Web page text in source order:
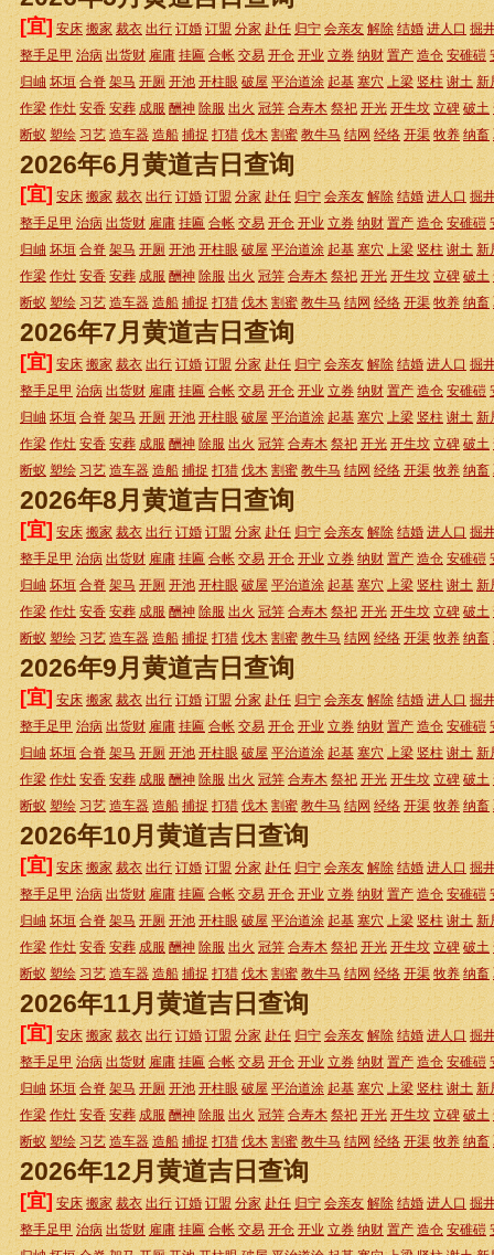
[宜] 安床 搬家 裁衣 出行 订婚 订盟 分家 赴任 归宁 会亲友 解除 结婚 进人口 掘
整手足甲 治病 出货财 雇庸 挂匾 合帐 交易 开仓 开业 立券 纳财 置产 造仓 安碓磑
归岫 坏垣 合脊 架马 开厕 开池 开柱眼 破屋 平治道涂 起基 塞穴 上梁 竖柱 谢土 新
作梁 作灶 安香 安葬 成服 酬神 除服 出火 冠笄 合寿木 祭祀 开光 开生坟 立碑 破土
断蚁 塑绘 习艺 造车器 造船 捕捉 打猎 伐木 割蜜 教牛马 结网 经络 开渠 牧养 纳畜
2026年6月黄道吉日查询
[宜] 安床 搬家 裁衣 出行 订婚 订盟 分家 赴任 归宁 会亲友 解除 结婚 进人口 掘
整手足甲 治病 出货财 雇庸 挂匾 合帐 交易 开仓 开业 立券 纳财 置产 造仓 安碓磑
归岫 坏垣 合脊 架马 开厕 开池 开柱眼 破屋 平治道涂 起基 塞穴 上梁 竖柱 谢土 新
作梁 作灶 安香 安葬 成服 酬神 除服 出火 冠笄 合寿木 祭祀 开光 开生坟 立碑 破土
断蚁 塑绘 习艺 造车器 造船 捕捉 打猎 伐木 割蜜 教牛马 结网 经络 开渠 牧养 纳畜
2026年7月黄道吉日查询
[宜] 安床 搬家 裁衣 出行 订婚 订盟 分家 赴任 归宁 会亲友 解除 结婚 进人口 掘
整手足甲 治病 出货财 雇庸 挂匾 合帐 交易 开仓 开业 立券 纳财 置产 造仓 安碓磑
归岫 坏垣 合脊 架马 开厕 开池 开柱眼 破屋 平治道涂 起基 塞穴 上梁 竖柱 谢土 新
作梁 作灶 安香 安葬 成服 酬神 除服 出火 冠笄 合寿木 祭祀 开光 开生坟 立碑 破土
断蚁 塑绘 习艺 造车器 造船 捕捉 打猎 伐木 割蜜 教牛马 结网 经络 开渠 牧养 纳畜
2026年8月黄道吉日查询
[宜] 安床 搬家 裁衣 出行 订婚 订盟 分家 赴任 归宁 会亲友 解除 结婚 进人口 掘
整手足甲 治病 出货财 雇庸 挂匾 合帐 交易 开仓 开业 立券 纳财 置产 造仓 安碓磑
归岫 坏垣 合脊 架马 开厕 开池 开柱眼 破屋 平治道涂 起基 塞穴 上梁 竖柱 谢土 新
作梁 作灶 安香 安葬 成服 酬神 除服 出火 冠笄 合寿木 祭祀 开光 开生坟 立碑 破土
断蚁 塑绘 习艺 造车器 造船 捕捉 打猎 伐木 割蜜 教牛马 结网 经络 开渠 牧养 纳畜
2026年9月黄道吉日查询
[宜] 安床 搬家 裁衣 出行 订婚 订盟 分家 赴任 归宁 会亲友 解除 结婚 进人口 掘
整手足甲 治病 出货财 雇庸 挂匾 合帐 交易 开仓 开业 立券 纳财 置产 造仓 安碓磑
归岫 坏垣 合脊 架马 开厕 开池 开柱眼 破屋 平治道涂 起基 塞穴 上梁 竖柱 谢土 新
作梁 作灶 安香 安葬 成服 酬神 除服 出火 冠笄 合寿木 祭祀 开光 开生坟 立碑 破土
断蚁 塑绘 习艺 造车器 造船 捕捉 打猎 伐木 割蜜 教牛马 结网 经络 开渠 牧养 纳畜
2026年10月黄道吉日查询
[宜] 安床 搬家 裁衣 出行 订婚 订盟 分家 赴任 归宁 会亲友 解除 结婚 进人口 掘
整手足甲 治病 出货财 雇庸 挂匾 合帐 交易 开仓 开业 立券 纳财 置产 造仓 安碓磑
归岫 坏垣 合脊 架马 开厕 开池 开柱眼 破屋 平治道涂 起基 塞穴 上梁 竖柱 谢土 新
作梁 作灶 安香 安葬 成服 酬神 除服 出火 冠笄 合寿木 祭祀 开光 开生坟 立碑 破土
断蚁 塑绘 习艺 造车器 造船 捕捉 打猎 伐木 割蜜 教牛马 结网 经络 开渠 牧养 纳畜
2026年11月黄道吉日查询
[宜] 安床 搬家 裁衣 出行 订婚 订盟 分家 赴任 归宁 会亲友 解除 结婚 进人口 掘
整手足甲 治病 出货财 雇庸 挂匾 合帐 交易 开仓 开业 立券 纳财 置产 造仓 安碓磑
归岫 坏垣 合脊 架马 开厕 开池 开柱眼 破屋 平治道涂 起基 塞穴 上梁 竖柱 谢土 新
作梁 作灶 安香 安葬 成服 酬神 除服 出火 冠笄 合寿木 祭祀 开光 开生坟 立碑 破土
断蚁 塑绘 习艺 造车器 造船 捕捉 打猎 伐木 割蜜 教牛马 结网 经络 开渠 牧养 纳畜
2026年12月黄道吉日查询
[宜] 安床 搬家 裁衣 出行 订婚 订盟 分家 赴任 归宁 会亲友 解除 结婚 进人口 掘
整手足甲 治病 出货财 雇庸 挂匾 合帐 交易 开仓 开业 立券 纳财 置产 造仓 安碓磑